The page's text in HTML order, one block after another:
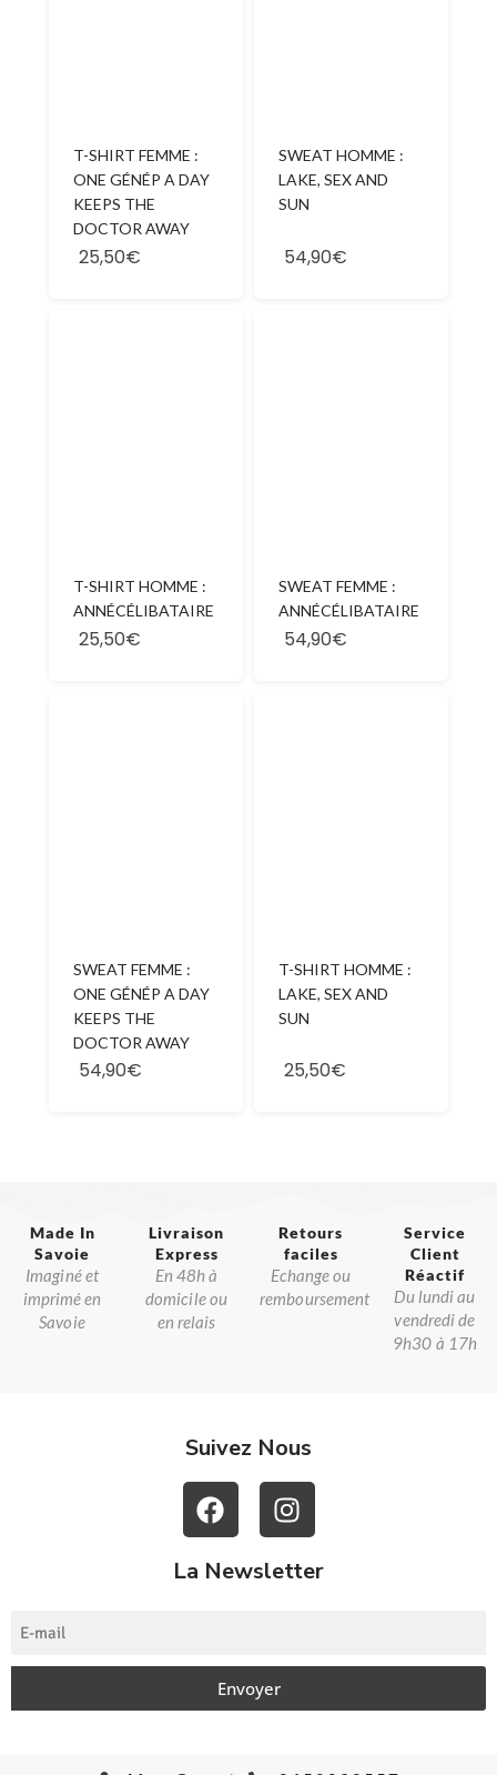
T-SHIRT FEMME :
ONE GÉNÉP A DAY
KEEPS THE
DOCTOR AWAY
25,50€
SWEAT HOMME :
LAKE, SEX AND
SUN
54,90€
T-SHIRT HOMME :
ANNÉCÉLIBATAIRE
25,50€
SWEAT FEMME :
ANNÉCÉLIBATAIRE
54,90€
SWEAT FEMME :
ONE GÉNÉP A DAY
KEEPS THE
DOCTOR AWAY
54,90€
T-SHIRT HOMME :
LAKE, SEX AND
SUN
25,50€
Made In
Savoie​
Imaginé et
imprimé en
Savoie
Livraison
Express
En 48h à
domicile ou
en relais
Retours
faciles
Echange ou
remboursement
Service
Client
Réactif​
Du lundi au
vendredi de
9h30 à 17h
Suivez Nous
La Newsletter
Envoyer